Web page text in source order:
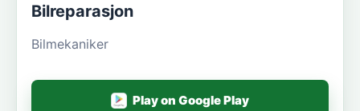
Bilreparasjon
Bilmekaniker
Play on Google Play